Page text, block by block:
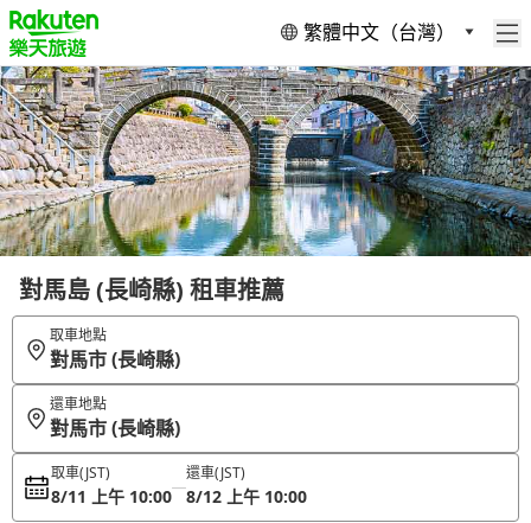
繁體中文（台灣）
對馬島 (長崎縣) 租車推薦
取車地點
對馬市 (長崎縣)
還車地點
對馬市 (長崎縣)
取車(JST)
8/11 上午 10:00
還車(JST)
8/12 上午 10:00